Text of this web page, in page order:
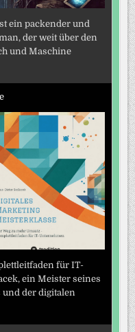
ein packender und
der weit über den
und Maschine
für IT-
ein Meister seines
und der digitalen